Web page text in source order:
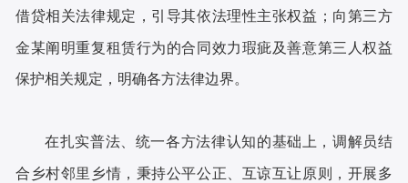
借贷相关法律规定，引导其依法理性主张权益；向第三方
金某阐明重复租赁行为的合同效力瑕疵及善意第三人权益
保护相关规定，明确各方法律边界。
在扎实普法、统一各方法律认知的基础上，调解员结
合乡村邻里乡情，秉持公平公正、互谅互让原则，开展多